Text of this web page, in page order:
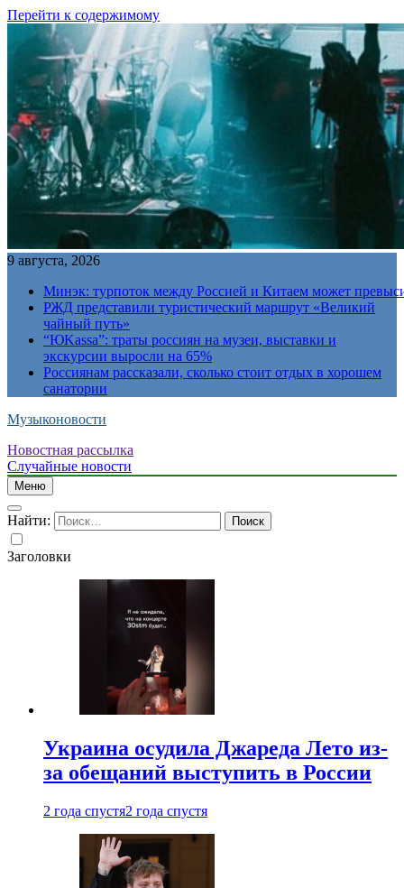
Перейти к содержимому
9 августа, 2026
Минэк: турпоток между Россией и Китаем может
РЖД представили туристический маршрут «Великий
чайный путь»
“ЮKassa”: траты россиян на музеи, выставки и
экскурсии выросли на 65%
Россиянам рассказали, сколько стоит отдых в хорошем
санатории
Музыконовости
Новостная рассылка
Случайные новости
Меню
Найти:
Заголовки
Украина осудила Джареда Лето из-
за обещаний выступить в России
2 года спустя2 года спустя